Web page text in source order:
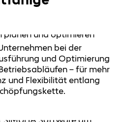
bei der
und Optimierung
– für mehr
und Flexibilität entlang